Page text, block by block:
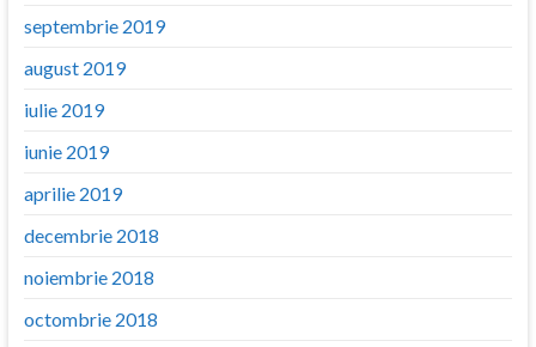
septembrie 2019
august 2019
iulie 2019
iunie 2019
aprilie 2019
decembrie 2018
noiembrie 2018
octombrie 2018